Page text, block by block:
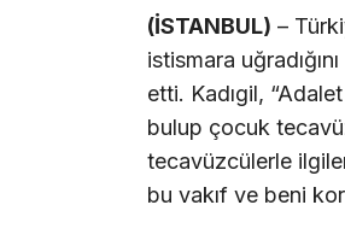
(İSTANBUL) –
istismara
etti. Kadıgil,
bulup çocuk
tecavüzcülerle
bu vakıf ve beni